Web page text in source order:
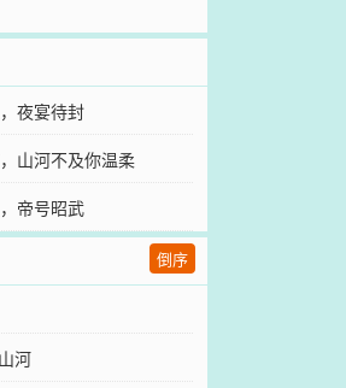
夜宴待封
山河不及你温柔
帝号昭武
倒序
河